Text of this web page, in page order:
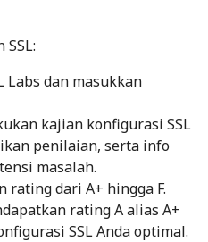
Labs dan masukkan
kajian konfigurasi SSL
penilaian, serta info
masalah.
rating dari A+ hingga F.
rating A alias A+
SSL Anda optimal.